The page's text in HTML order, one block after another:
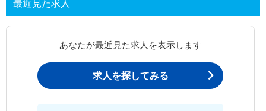
最近見た求人
あなたが最近見た求人を表示します
求人を探してみる